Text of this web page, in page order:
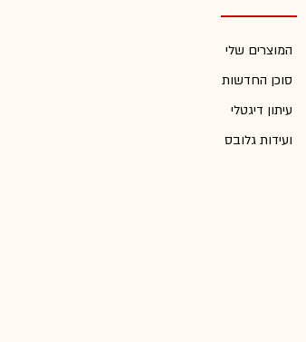
המוצרים שלי
סוכן החדשות
עיתון דיגטלי
ועידות גלובס